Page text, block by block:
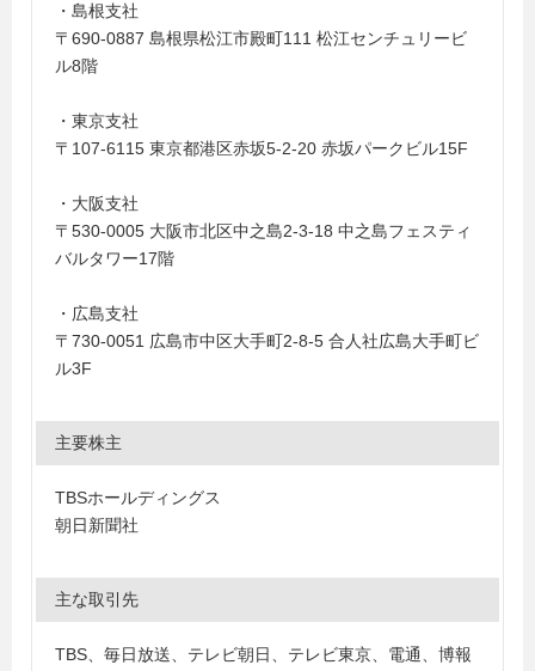
・島根支社
〒690-0887 島根県松江市殿町111 松江センチュリービ
ル8階
・東京支社
〒107-6115 東京都港区赤坂5-2-20 赤坂パークビル15F
・大阪支社
〒530-0005 大阪市北区中之島2-3-18 中之島フェスティ
バルタワー17階
・広島支社
〒730-0051 広島市中区大手町2-8-5 合人社広島大手町ビ
ル3F
主要株主
TBSホールディングス
朝日新聞社
主な取引先
TBS、毎日放送、テレビ朝日、テレビ東京、電通、博報